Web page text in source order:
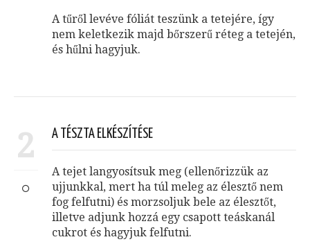
A tűről levéve fóliát teszünk a tetejére, így
nem keletkezik majd bőrszerű réteg a tetején,
és hűlni hagyjuk.
2 A TÉSZTA ELKÉSZÍTÉSE
A tejet langyosítsuk meg (ellenőrizzük az
ujjunkkal, mert ha túl meleg az élesztő nem
fog felfutni) és morzsoljuk bele az élesztőt,
illetve adjunk hozzá egy csapott teáskanál
cukrot és hagyjuk felfutni.